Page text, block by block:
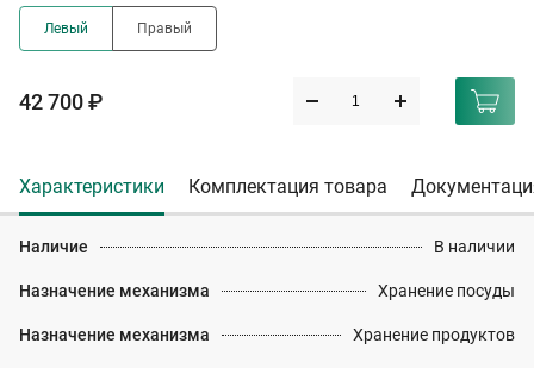
Левый Правый
42 700 ₽
Характеристики Комплектация товара
Наличие В наличии
Назначение механизма Хранение посуды
Назначение механизма Хранение продуктов